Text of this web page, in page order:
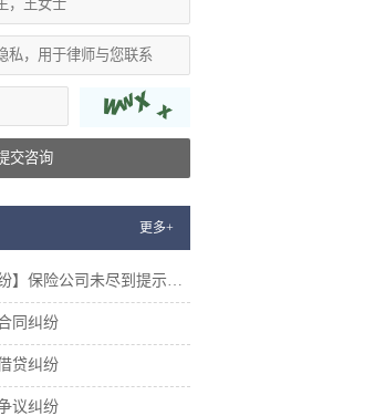
交咨询
更多+
保险公司未尽到提示说...
同纠纷
贷纠纷
议纠纷